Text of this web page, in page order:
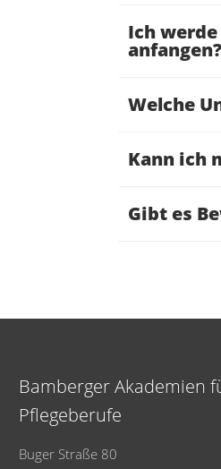
Ich
anfangen?
Welche
Kann ich
Gibt es
Bamberger Akademien
Pflegeberufe
Buger Straße 80